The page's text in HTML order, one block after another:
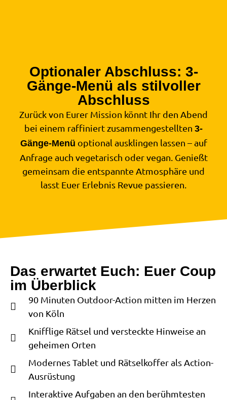
Optionaler Abschluss: 3-
Gänge-Menü als stilvoller
Abschluss
Zurück von Eurer Mission könnt Ihr den Abend
bei einem raffiniert zusammengestellten 3-
Gänge-Menü optional ausklingen lassen – auf
Anfrage auch vegetarisch oder vegan. Genießt
gemeinsam die entspannte Atmosphäre und
lasst Euer Erlebnis Revue passieren.
Das erwartet Euch: Euer Coup
im Überblick
90 Minuten Outdoor-Action mitten im Herzen
von Köln
Knifflige Rätsel und versteckte Hinweise an
geheimen Orten
Modernes Tablet und Rätselkoffer als Action-
Ausrüstung
Interaktive Aufgaben an den berühmtesten